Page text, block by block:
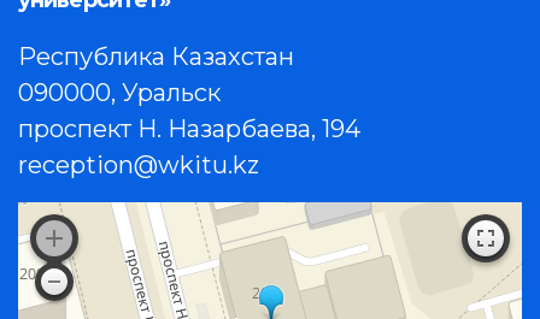
Республика Казахстан
090000, Уральск
проспект Н. Назарбаева, 194
reception@wkitu.kz